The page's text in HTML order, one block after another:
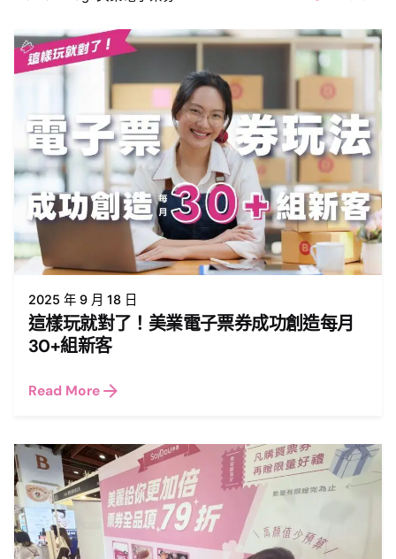
2025 年 9 月 18 日
這樣玩就對了！美業電子票券成功創造每月
30+組新客
Read More